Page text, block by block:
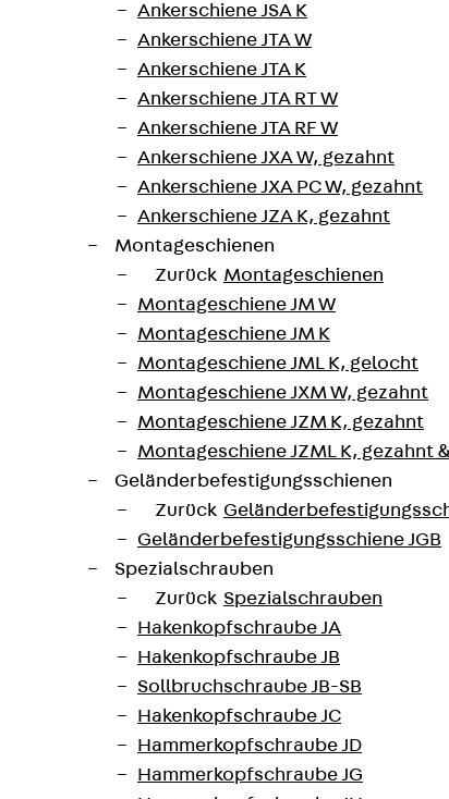
Ankerschiene JSA K
Ankerschiene JTA W
Ankerschiene JTA K
Ankerschiene JTA RT W
Ankerschiene JTA RF W
Ankerschiene JXA W, gezahnt
Ankerschiene JXA PC W, gezahnt
Ankerschiene JZA K, gezahnt
Montageschienen
Zurück Montageschienen
Montageschiene JM W
Montageschiene JM K
Montageschiene JML K, gelocht
Montageschiene JXM W, gezahnt
Montageschiene JZM K, gezahnt
Montageschiene JZML K, gezahnt
Geländerbefestigungsschienen
Zurück
Geländerbefestigungsschiene JGB
Spezialschrauben
Zurück Spezialschrauben
Hakenkopfschraube JA
Hakenkopfschraube JB
Sollbruchschraube JB-SB
Hakenkopfschraube JC
Hammerkopfschraube JD
Hammerkopfschraube JG
und aktuellen Themen.